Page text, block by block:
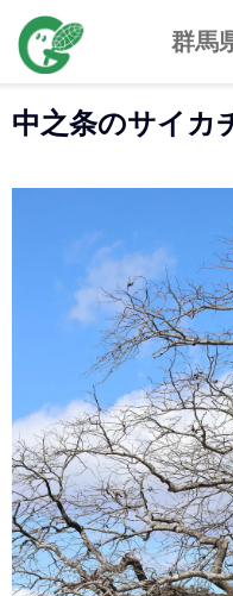
群馬
中之条のサイカ